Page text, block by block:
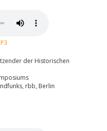
der Historischen
rbb, Berlin